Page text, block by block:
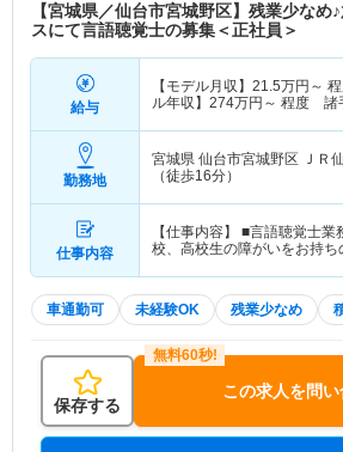
【宮城県／仙台市宮城野区】残業少なめ
スにて言語聴覚士の募集＜正社員＞
給与
【モデル月収】 21.5万円～
ル年収】 274万円～ 程度 諸
勤務地
宮城県 仙台市宮城野区 ＪＲ
（徒歩16分）
仕事内容
【仕事内容】 ■言語聴覚士
校、高校生の障がいをお持
車通勤可 未経験OK 残業少なめ
保存する
この求人を問